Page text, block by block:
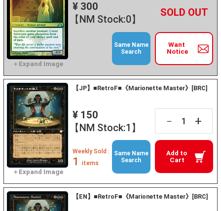
¥ 300
【NM Stock:0】
－ +
Want
Notice
Same Name
Search
【JP】■RetroF■《Marionette Master》[BRC]
¥ 150
【NM Stock:1】
－ +
Add to
Cart
Weekly Sold :
1 items
Same Name
Search
【EN】■RetroF■《Marionette Master》[BRC]